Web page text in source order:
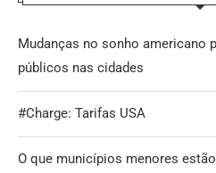
Mudanças no sonho americano
públicos nas cidades
#Charge: Tarifas USA
O que municípios menores